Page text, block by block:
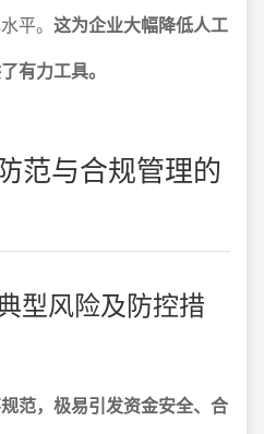
平。 这为企业大幅降低人工
有力工具。
范与合规管理的
型风险及防控措
范，极易引发资金安全、合